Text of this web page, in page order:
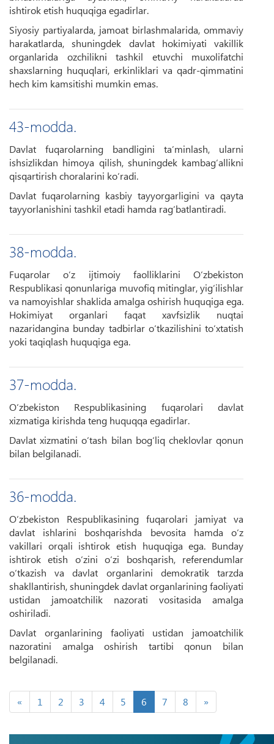
ishtirok etish huquqiga egadirlar.
Siyosiy partiyalarda, jamoat birlashmalarida, ommaviy
harakatlarda, shuningdek davlat hokimiyati vakillik
organlarida ozchilikni tashkil etuvchi muxolifatchi
shaxslarning huquqlari, erkinliklari va qadr-qimmatini
hech kim kamsitishi mumkin emas.
43-modda.
Davlat fuqarolarning bandligini ta’minlash, ularni
ishsizlikdan himoya qilish, shuningdek kambag‘allikni
qisqartirish choralarini ko‘radi.
Davlat fuqarolarning kasbiy tayyorgarligini va qayta
tayyorlanishini tashkil etadi hamda rag‘batlantiradi.
38-modda.
Fuqarolar o‘z ijtimoiy faolliklarini O‘zbekiston
Respublikasi qonunlariga muvofiq mitinglar, yig‘ilishlar
va namoyishlar shaklida amalga oshirish huquqiga ega.
Hokimiyat organlari faqat xavfsizlik nuqtai
nazaridangina bunday tadbirlar o‘tkazilishini to‘xtatish
yoki taqiqlash huquqiga ega.
37-modda.
O‘zbekiston Respublikasining fuqarolari davlat
xizmatiga kirishda teng huquqqa egadirlar.
Davlat xizmatini o‘tash bilan bog‘liq cheklovlar qonun
bilan belgilanadi.
36-modda.
O‘zbekiston Respublikasining fuqarolari jamiyat va
davlat ishlarini boshqarishda bevosita hamda o‘z
vakillari orqali ishtirok etish huquqiga ega. Bunday
ishtirok etish o‘zini o‘zi boshqarish, referendumlar
o‘tkazish va davlat organlarini demokratik tarzda
shakllantirish, shuningdek davlat organlarining faoliyati
ustidan jamoatchilik nazorati vositasida amalga
oshiriladi.
Davlat organlarining faoliyati ustidan jamoatchilik
nazoratini amalga oshirish tartibi qonun bilan
belgilanadi.
« 1 2 3 4 5 6 7 8 »